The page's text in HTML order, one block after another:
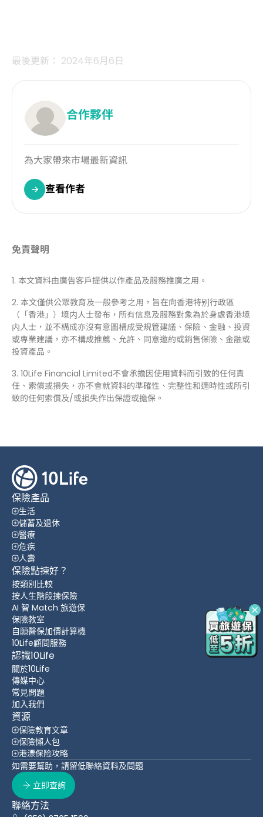
最後更新： 2024年6月6日
合作夥伴
為大家帶來市場最新資訊
查看作者
免責聲明
1. 本文資料由廣告客戶提供以作產品及服務推廣之用。
2. 本文僅供公眾教育及一般參考之用，旨在向香港特别行政區
（「香港」）境内人士發布，所有信息及服務對象為於身處香港境
内人士，並不構成亦沒有意圖構成受規管建議、保險、金融、投資
或專業建議，亦不構成推薦、允許、同意邀約或銷售保險、金融或
投資產品。
3. 10Life Financial Limited不會承擔因使用資料而引致的任何責
任、索償或損失，亦不會就資料的準確性、完整性和適時性或所引
致的任何索償及/或損失作出保證或擔保。
保險產品
生活
儲蓄及退休
醫療
危疾
人壽
保險點揀好？
按類別比較
按人生階段揀保險
AI 智 Match 旅遊保
保險教室
自願醫保加價計算機
10Life顧問服務
認識10Life
關於10Life
傳媒中心
常見問題
加入我們
資源
保險教育文章
保險懶人包
港漂保险攻略
如需要幫助，請留低聯絡資料及問題
立即查詢
聯絡方法